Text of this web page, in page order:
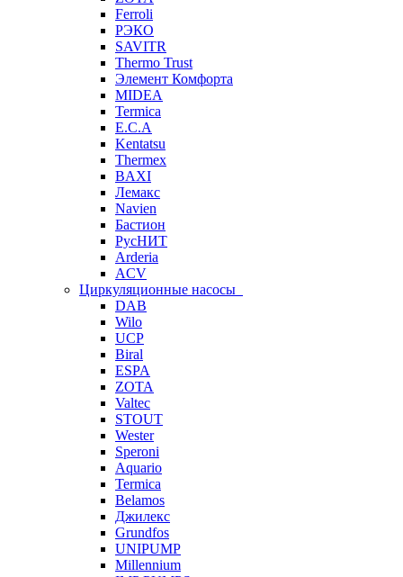
Ferroli
РЭКО
SAVITR
Thermo Trust
Элемент Комфорта
MIDEA
Termica
E.C.A
Kentatsu
Thermex
BAXI
Лемакс
Navien
Бастион
РусНИТ
Arderia
ACV
Циркуляционные насосы
DAB
Wilo
UCP
Biral
ESPA
ZOTA
Valtec
STOUT
Wester
Speroni
Aquario
Termica
Belamos
Джилекс
Grundfos
UNIPUMP
Millennium